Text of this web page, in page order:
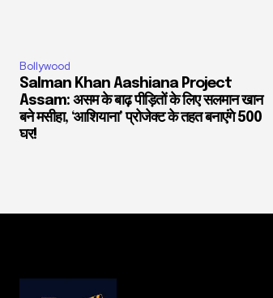
Bollywood
Salman Khan Aashiana Project
Assam: असम के बाढ़ पीड़ितों के लिए सलमान खान
बने मसीहा, ‘आशियाना’ प्रोजेक्ट के तहत बनाएंगे 500
घर!